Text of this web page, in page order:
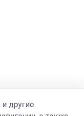
другие